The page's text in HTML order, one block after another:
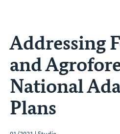
Addressing
and
National
Plans